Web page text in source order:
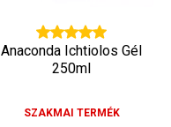
Anaconda Ichtiolos Gél
250ml
SZAKMAI TERMÉK